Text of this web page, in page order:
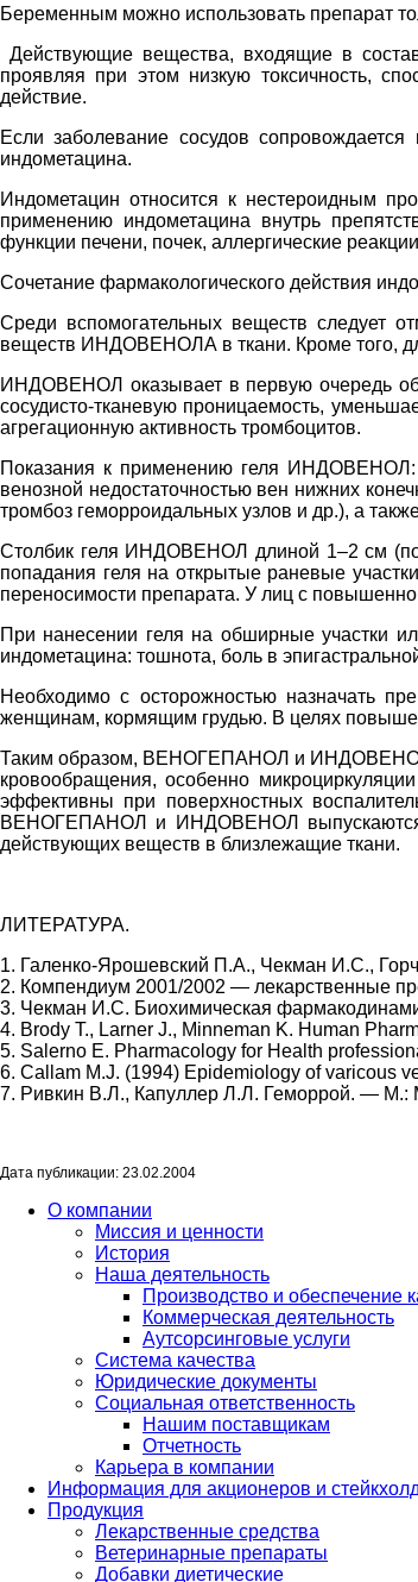
Беременным можно использовать препарат
Действующие вещества, входящие в
проявляя при этом низкую токсичность,
действие.
Если заболевание сосудов
индометацина.
Индометацин относится к нестероидным
применению индометацина внутрь
функции печени, почек, аллергические
Сочетание фармакологического действия
Среди вспомогательных веществ следует
веществ ИНДОВЕНОЛА в ткани. Кроме того,
ИНДОВЕНОЛ оказывает в первую очередь
сосудисто-тканевую проницаемость,
агрегационную активность тромбоцитов.
Показания к применению геля ИНДОВЕНОЛ:
венозной недостаточностью вен нижних
тромбоз геморроидальных узлов и др.), а
Столбик геля ИНДОВЕНОЛ длиной 1–2 см (по
попадания геля на открытые раневые
переносимости препарата. У лиц с
При нанесении геля на обширные участки
индометацина: тошнота, боль в
Необходимо с осторожностью назначать
женщинам, кормящим грудью. В целях
Таким образом, ВЕНОГЕПАНОЛ и ИНДОВЕНОЛ
кровообращения, особенно
эффективны при поверхностных
ВЕНОГЕПАНОЛ и ИНДОВЕНОЛ выпускаются в
действующих веществ в близлежащие ткани.
ЛИТЕРАТУРА.
1. Галенко-Ярошевский П.А., Чекман И.С.,
2. Компендиум 2001/2002 — лекарственные
3. Чекман И.С. Биохимическая
4. Brody T., Larner J., Minneman K. Human
5. Salerno E. Pharmacology for Health
6. Callam M.J. (1994) Epidemiology of varicous
7. Ривкин В.Л., Капуллер Л.Л. Геморрой. — М.:
Дата публикации: 23.02.2004
О компании
Миссия и ценности
История
Наша деятельность
Производство и обеспечение
Коммерческая деятельность
Аутсорсинговые услуги
Система качества
Юридические документы
Социальная ответственность
Нашим поставщикам
Отчетность
Карьера в компании
Информация для акционеров и
Продукция
Лекарственные средства
Ветеринарные препараты
Добавки диетические